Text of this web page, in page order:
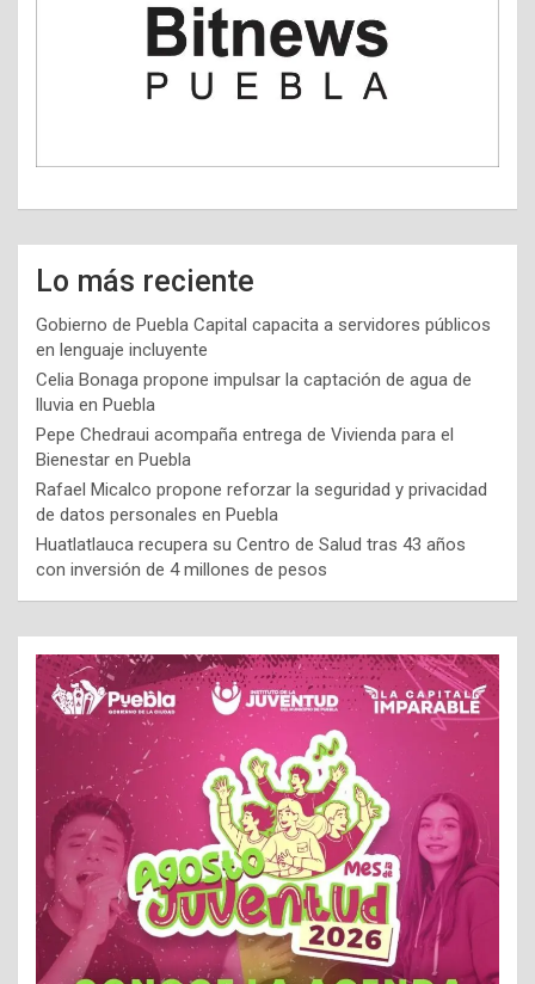
Lo más reciente
Gobierno de Puebla Capital capacita a servidores públicos
en lenguaje incluyente
Celia Bonaga propone impulsar la captación de agua de
lluvia en Puebla
Pepe Chedraui acompaña entrega de Vivienda para el
Bienestar en Puebla
Rafael Micalco propone reforzar la seguridad y privacidad
de datos personales en Puebla
Huatlatlauca recupera su Centro de Salud tras 43 años
con inversión de 4 millones de pesos